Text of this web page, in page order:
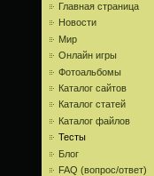
Главная страница
Новости
Мир
Онлайн игры
Фотоальбомы
Каталог сайтов
Каталог статей
Каталог файлов
Тесты
Блог
FAQ (вопрос/ответ)